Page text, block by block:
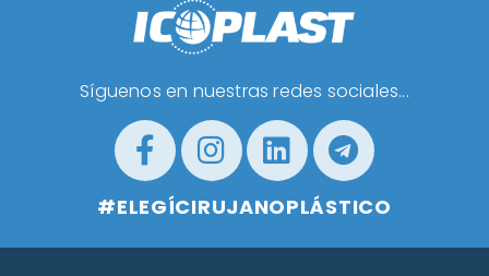
Síguenos en nuestras redes sociales...
#ELEGÍCIRUJANOPLÁSTICO